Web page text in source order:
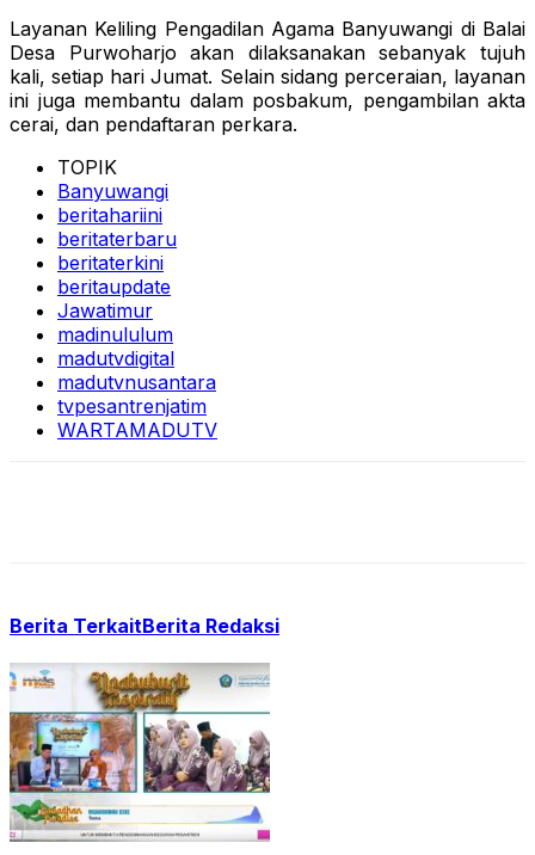
Layanan Keliling Pengadilan Agama Banyuwangi di Balai
Desa Purwoharjo akan dilaksanakan sebanyak tujuh
kali, setiap hari Jumat. Selain sidang perceraian, layanan
ini juga membantu dalam posbakum, pengambilan akta
cerai, dan pendaftaran perkara.
TOPIK
Banyuwangi
beritahariini
beritaterbaru
beritaterkini
beritaupdate
Jawatimur
madinululum
madutvdigital
madutvnusantara
tvpesantrenjatim
WARTAMADUTV
Berita TerkaitBerita Redaksi